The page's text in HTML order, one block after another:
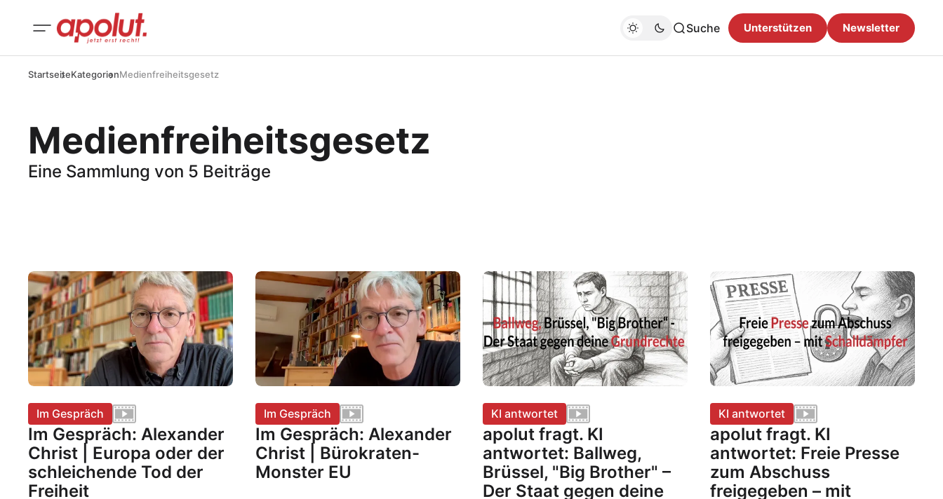
Suche Unterstützen Newsletter
StartseiteKategorienMedienfreiheitsgesetz
Medienfreiheitsgesetz
Eine Sammlung von 5 Beiträge
Im Gespräch
Im Gespräch: Alexander
Christ | Europa oder der
schleichende Tod der
Freiheit
Im Gespräch
Im Gespräch: Alexander
Christ | Bürokraten-
Monster EU
KI antwortet
apolut fragt. KI
antwortet: Ballweg,
Brüssel, "Big Brother" –
Der Staat gegen deine
KI antwortet
apolut fragt. KI
antwortet: Freie Presse
zum Abschuss
freigegeben – mit